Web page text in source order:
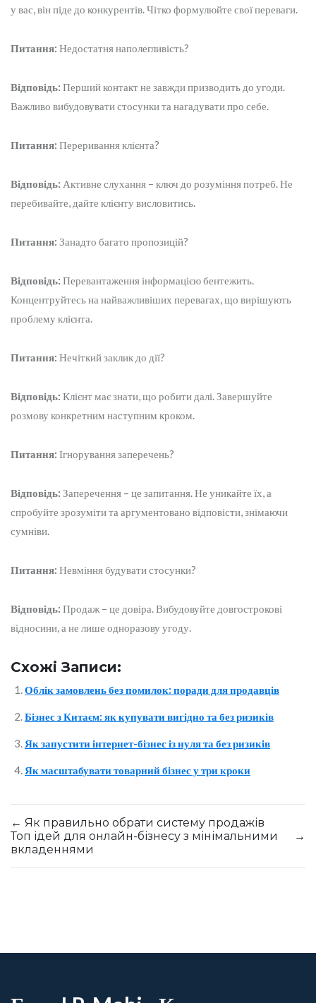
у вас, він піде до конкурентів. Чітко формулюйте свої переваги.
Питання: Недостатня наполегливість?
Відповідь: Перший контакт не завжди призводить до угоди.
Важливо вибудовувати стосунки та нагадувати про себе.
Питання: Переривання клієнта?
Відповідь: Активне слухання – ключ до розуміння потреб. Не
перебивайте, дайте клієнту висловитись.
Питання: Занадто багато пропозицій?
Відповідь: Перевантаження інформацією бентежить.
Концентруйтесь на найважливіших перевагах, що вирішують
проблему клієнта.
Питання: Нечіткий заклик до дії?
Відповідь: Клієнт має знати, що робити далі. Завершуйте
розмову конкретним наступним кроком.
Питання: Ігнорування заперечень?
Відповідь: Заперечення – це запитання. Не уникайте їх, а
спробуйте зрозуміти та аргументовано відповісти, знімаючи
сумніви.
Питання: Невміння будувати стосунки?
Відповідь: Продаж – це довіра. Вибудовуйте довгострокові
відносини, а не лише одноразову угоду.
Схожі Записи:
Облік замовлень без помилок: поради для продавців
Бізнес з Китаєм: як купувати вигідно та без ризиків
Як запустити інтернет-бізнес із нуля та без ризиків
Як масштабувати товарний бізнес у три кроки
← Як правильно обрати систему продажів
→
Топ ідей для онлайн-бізнесу з мінімальними
вкладеннями